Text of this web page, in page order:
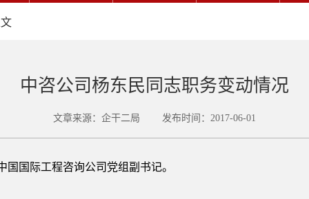
中咨公司杨东民同志职务变动情况
文章来源：企干二局 发布时间：2017-06-01
际工程咨询公司党组副书记。